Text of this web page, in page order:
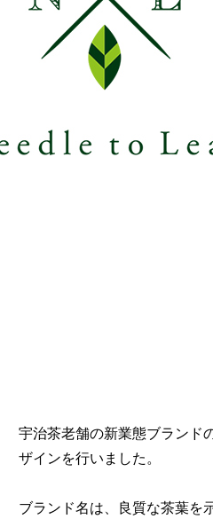
宇治茶老舗の新業態ブランド
ザインを行いました。
ブランド名は、良質な茶葉を